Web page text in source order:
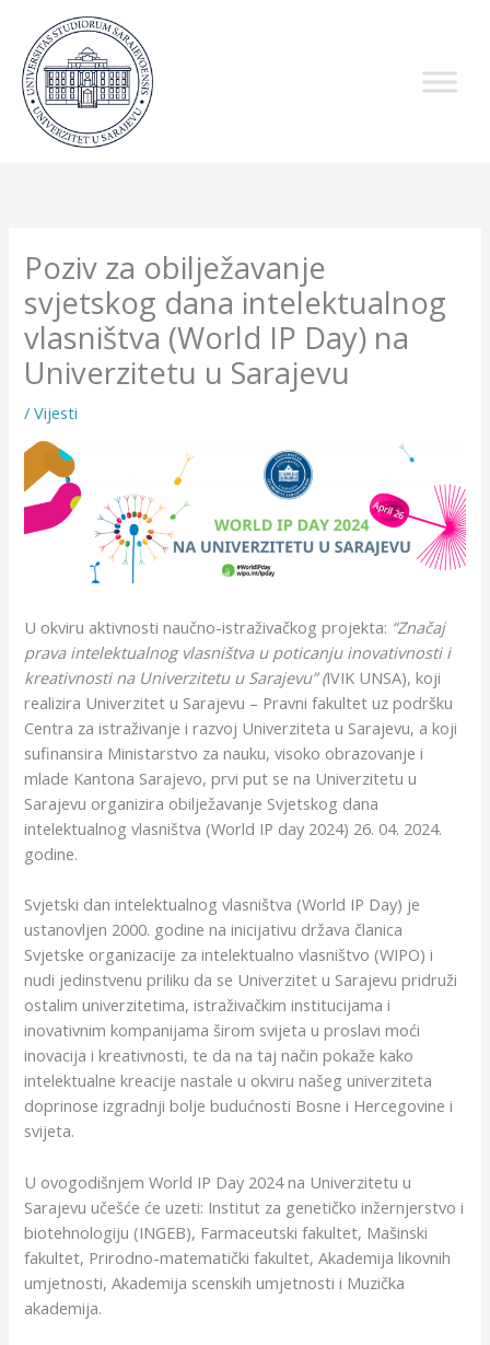
content
Poziv za obilježavanje
svjetskog dana intelektualnog
vlasništva (World IP Day) na
Univerzitetu u Sarajevu
/Vijesti
U okviru aktivnosti naučno-istraživačkog projekta: “Značaj
prava intelektualnog vlasništva u poticanju inovativnosti i
kreativnosti na Univerzitetu u Sarajevu” (IVIK UNSA), koji
realizira Univerzitet u Sarajevu – Pravni fakultet uz podršku
Centra za istraživanje i razvoj Univerziteta u Sarajevu, a koji
sufinansira Ministarstvo za nauku, visoko obrazovanje i
mlade Kantona Sarajevo, prvi put se na Univerzitetu u
Sarajevu organizira obilježavanje Svjetskog dana
intelektualnog vlasništva (World IP day 2024) 26. 04. 2024.
godine.
Svjetski dan intelektualnog vlasništva (World IP Day) je
ustanovljen 2000. godine na inicijativu država članica
Svjetske organizacije za intelektualno vlasništvo (WIPO) i
nudi jedinstvenu priliku da se Univerzitet u Sarajevu pridruži
ostalim univerzitetima, istraživačkim institucijama i
inovativnim kompanijama širom svijeta u proslavi moći
inovacija i kreativnosti, te da na taj način pokaže kako
intelektualne kreacije nastale u okviru našeg univerziteta
doprinose izgradnji bolje budućnosti Bosne i Hercegovine i
svijeta.
U ovogodišnjem World IP Day 2024 na Univerzitetu u
Sarajevu učešće će uzeti: Institut za genetičko inžernjerstvo i
biotehnologiju (INGEB), Farmaceutski fakultet, Mašinski
fakultet, Prirodno-matematički fakultet, Akademija likovnih
umjetnosti, Akademija scenskih umjetnosti i Muzička
akademija.